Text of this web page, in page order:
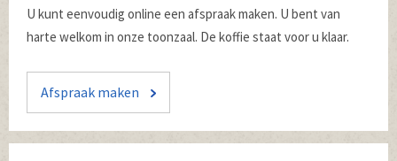
U kunt eenvoudig online een afspraak maken. U bent van
harte welkom in onze toonzaal. De koffie staat voor u klaar.
Afspraak maken